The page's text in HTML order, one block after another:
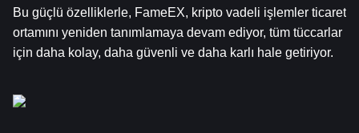
Bu güçlü özelliklerle, FameEX, kripto vadeli işlemler ticaret
ortamını yeniden tanımlamaya devam ediyor, tüm tüccarlar
için daha kolay, daha güvenli ve daha karlı hale getiriyor.